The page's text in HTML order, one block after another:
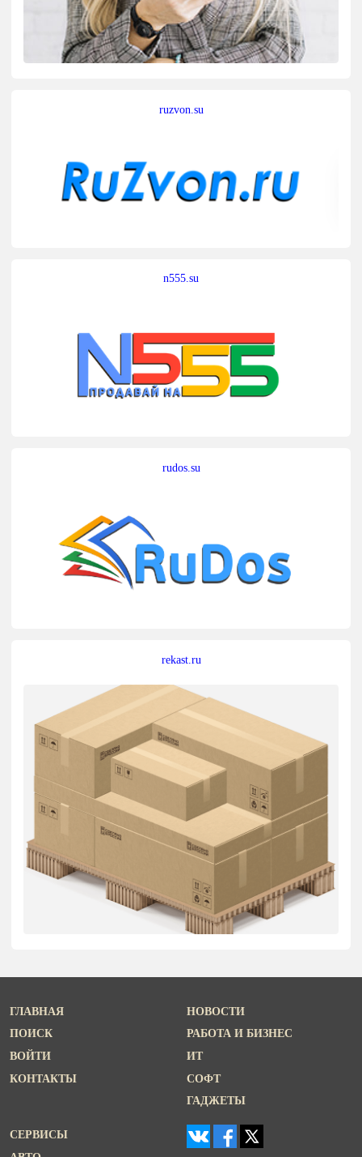
ruzvon.su
n555.su
rudos.su
rekast.ru
ГЛАВНАЯ
ПОИСК
ВОЙТИ
КОНТАКТЫ
НОВОСТИ
РАБОТА И БИЗНЕС
ИТ
СОФТ
ГАДЖЕТЫ
СЕРВИСЫ